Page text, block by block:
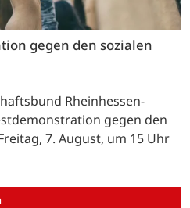
gegen den sozialen
Rheinhessen-
gegen den
7. August, um 15 Uhr